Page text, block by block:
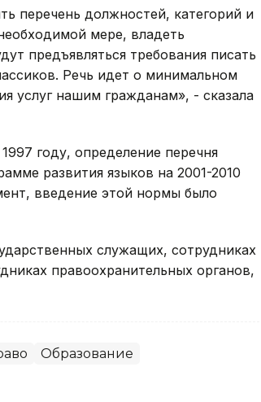
перечень должностей, категорий и
мере, владеть
предъявляться требования писать
Речь идет о минимальном
услуг нашим гражданам», - сказала
году, определение перечня
развития языков на 2001-2010
введение этой нормы было
служащих, сотрудниках
правоохранительных органов,
Образование